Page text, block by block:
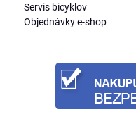
Servis bicyklov
Objednávky e-shop